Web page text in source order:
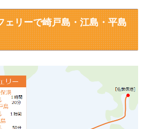
ェリーで崎戸島・江島・平島